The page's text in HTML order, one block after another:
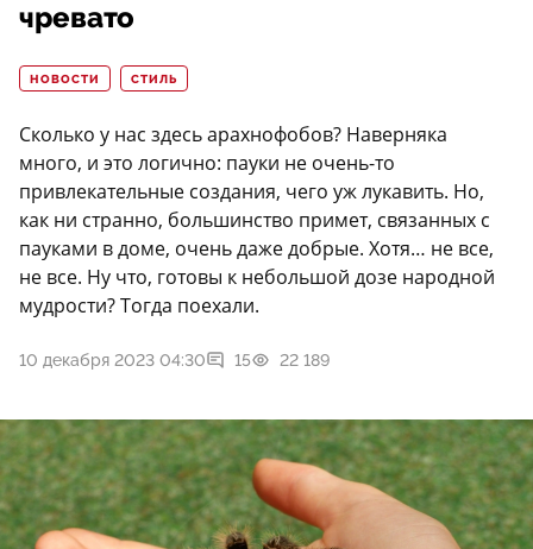
чревато
НОВОСТИ СТИЛЬ
Сколько у нас здесь арахнофобов? Наверняка
много, и это логично: пауки не очень-то
привлекательные создания, чего уж лукавить. Но,
как ни странно, большинство примет, связанных с
пауками в доме, очень даже добрые. Хотя… не все,
не все. Ну что, готовы к небольшой дозе народной
мудрости? Тогда поехали.
10 декабря 2023 04:30 15 22 189